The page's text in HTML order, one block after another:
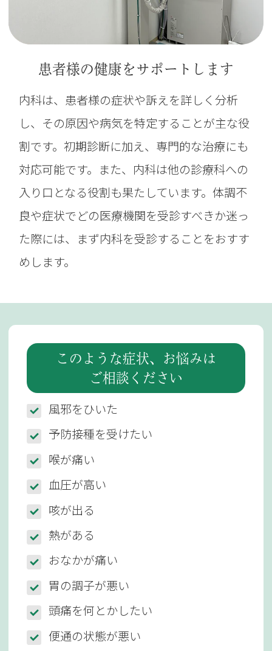
患者様の健康をサポートします
内科は、患者様の症状や訴えを詳しく分析
し、その原因や病気を特定することが主な役
割です。初期診断に加え、専門的な治療にも
対応可能です。また、内科は他の診療科への
入り口となる役割も果たしています。体調不
良や症状でどの医療機関を受診すべきか迷っ
た際には、まず内科を受診することをおすす
めします。
このような症状、お悩みは
ご相談ください
風邪をひいた
予防接種を受けたい
喉が痛い
血圧が高い
咳が出る
熱がある
おなかが痛い
胃の調子が悪い
頭痛を何とかしたい
便通の状態が悪い